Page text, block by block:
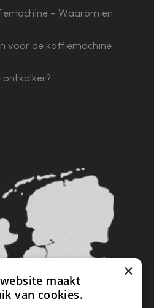
– Waarom en
voor de koffiemachine
×
maakt
van cookies.